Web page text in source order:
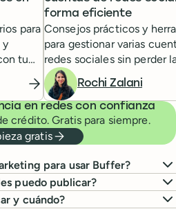
para
y
tu
forma eficiente
Consejos prácticos y
para gestionar varias
redes sociales sin perder
Rochi Zalani
en redes con confianza
crédito. Gratis para siempre.
gratis
para usar Buffer?
puedo publicar?
y cuándo?